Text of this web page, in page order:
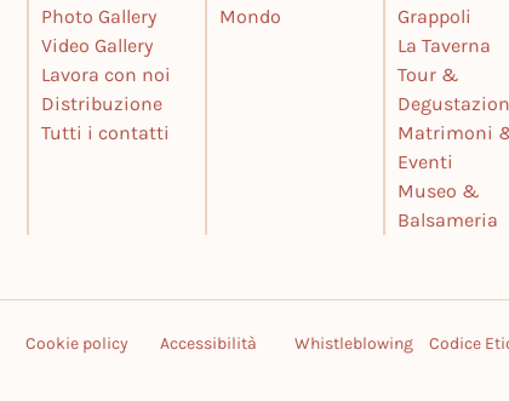
Photo Gallery
Video Gallery
Lavora con noi
Distribuzione
Tutti i contatti
Mondo
Grappoli
La Taverna
Tour &
Matrimoni
Eventi
Museo &
Balsameria
Cookie policy Accessibilità Whistleblowing Codice